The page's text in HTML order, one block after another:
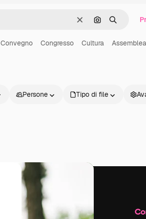
CancellaCerca per
Ricerca
Convegno Congresso Cultura Assemblea
Persone Tipo di file
Azienda